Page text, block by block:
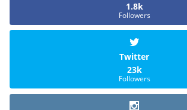
1.8k
Followers
Twitter
23k
Followers